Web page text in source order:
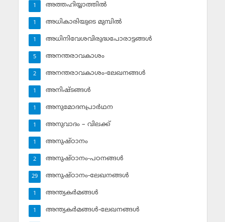
അത്തഹിയ്യാത്തില്‍
1
അധികാരിയുടെ മുമ്പില്‍
1
അധിനിവേശവിരുദ്ധപോരാട്ടങ്ങള്‍
1
അനന്തരാവകാശം
5
അനന്തരാവകാശം-ലേഖനങ്ങള്‍
2
അനിഷ്ടങ്ങള്‍
1
അനുമോദനപ്രാര്‍ഥന
1
അനുവാദം – വിലക്ക്‌
1
അനുഷ്ഠാനം
1
അനുഷ്ഠാനം-പഠനങ്ങള്‍
2
അനുഷ്ഠാനം-ലേഖനങ്ങള്‍
29
അന്ത്യകര്‍മങ്ങള്‍
1
അന്ത്യകര്‍മങ്ങള്‍-ലേഖനങ്ങള്‍
1